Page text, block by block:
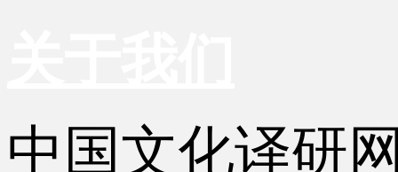
中国文化译研